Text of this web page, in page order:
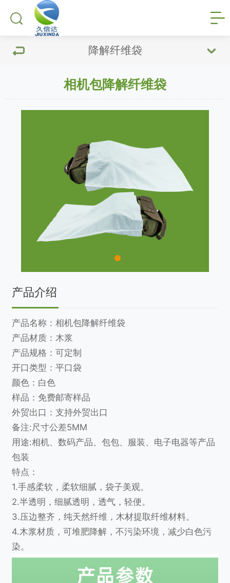
降解纤维袋
相机包降解纤维袋
产品介绍
产品名称：相机包降解纤维袋
产品材质：木浆
产品规格：可定制
开口类型：平口袋
颜色：白色
样品：免费邮寄样品
外贸出口：支持外贸出口
备注:尺寸公差5MM
用途:相机、数码产品、包包、服装、电子电器等产品
包装
特点：
1.手感柔软，柔软细腻，袋子美观。
2.半透明，细腻透明，透气，轻便。
3.压边整齐，纯天然纤维，木材提取纤维材料。
4.木浆材质，可堆肥降解，不污染环境，减少白色污
染。